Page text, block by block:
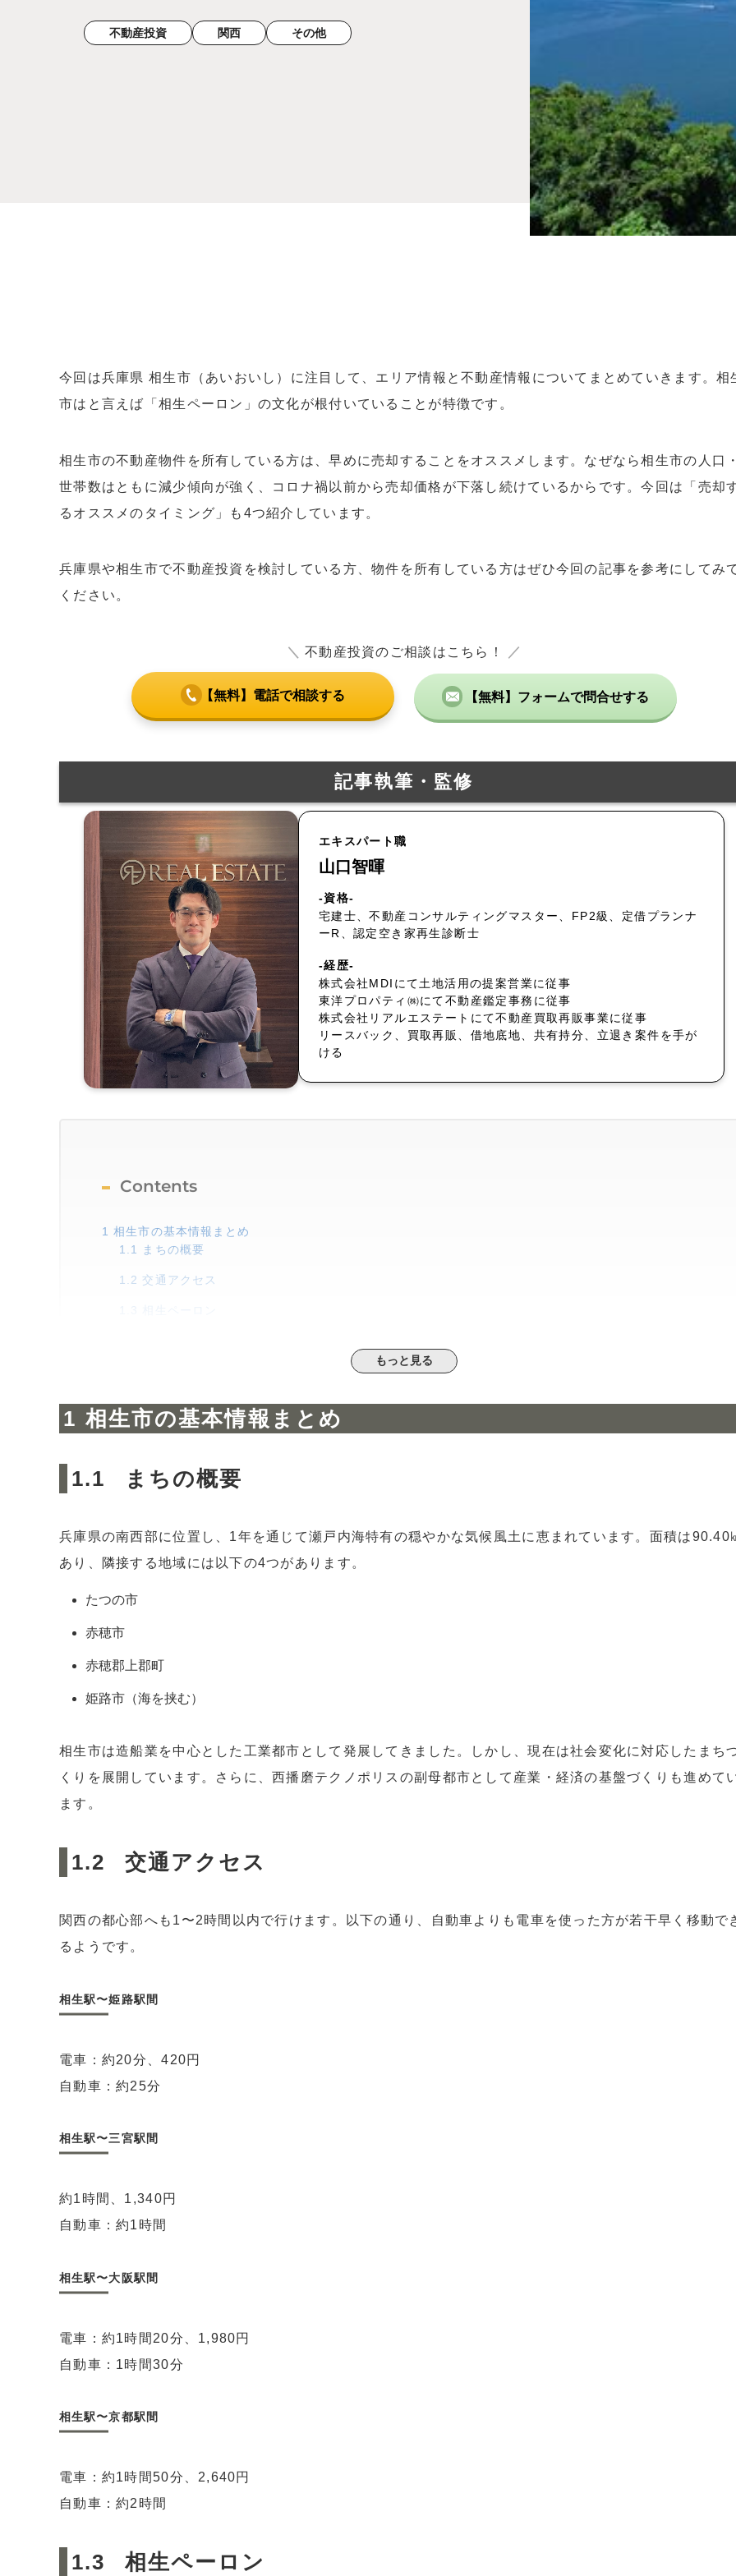
不動産投資 関西 その他
今回は兵庫県 相生市（あいおいし）に注目して、エリア情報と不動産情報についてまとめていきます。相
市はと言えば「相生ペーロン」の文化が根付いていることが特徴です。
相生市の不動産物件を所有している方は、早めに売却することをオススメします。なぜなら相生市の人口・
世帯数はともに減少傾向が強く、コロナ禍以前から売却価格が下落し続けているからです。今回は「売却
るオススメのタイミング」も4つ紹介しています。
兵庫県や相生市で不動産投資を検討している方、物件を所有している方はぜひ今回の記事を参考にしてみ
ください。
＼ 不動産投資のご相談はこちら！ ／
【無料】電話で相談する 【無料】フォームで問合せする
記事執筆・監修
エキスパート職
山口智暉
-資格-
宅建士、不動産コンサルティングマスター、FP2級、定借プランナ
ーR、認定空き家再生診断士
-経歴-
株式会社MDIにて土地活用の提案営業に従事
東洋プロパティ㈱にて不動産鑑定事務に従事
株式会社リアルエステートにて不動産買取再販事業に従事
リースバック、買取再販、借地底地、共有持分、立退き案件を手が
ける
Contents
1 相生市の基本情報まとめ
1.1
まちの概要
1.2 交通アクセス
3相生市の人口事情
4.1 ①入居率が高い、かつ家賃相場が周囲の物件より高いとき
4.3③減価償却期間が終了するとき
4.4④所有期間が1月1日時点で5年以上経過している場合
もっと見る
相生市の基本情報まとめ
まちの概要
兵庫県の南西部に位置し、1年を通じて瀬戸内海特有の穏やかな気候風土に恵まれています。面積は90.40
あり、隣接する地域には以下の4つがあります。
たつの市
赤穂市
赤穂郡上郡町
姫路市（海を挟む）
相生市は造船業を中心とした工業都市として発展してきました。しかし、現在は社会変化に対応したまち
くりを展開しています。さらに、西播磨テクノポリスの副母都市として産業・経済の基盤づくりも進めて
ます。
交通アクセス
関西の都心部へも1〜2時間以内で行けます。以下の通り、自動車よりも電車を使った方が若干早く移動で
るようです。
相生駅〜姫路駅間
電車：約20分、420円
自動車：約25分
相生駅〜三宮駅間
約1時間、1,340円
自動車：約1時間
相生駅〜大阪駅間
電車：約1時間20分、1,980円
自動車：1時間30分
相生駅〜京都駅間
電車：約1時間50分、2,640円
自動車：約2時間
相生ペーロン